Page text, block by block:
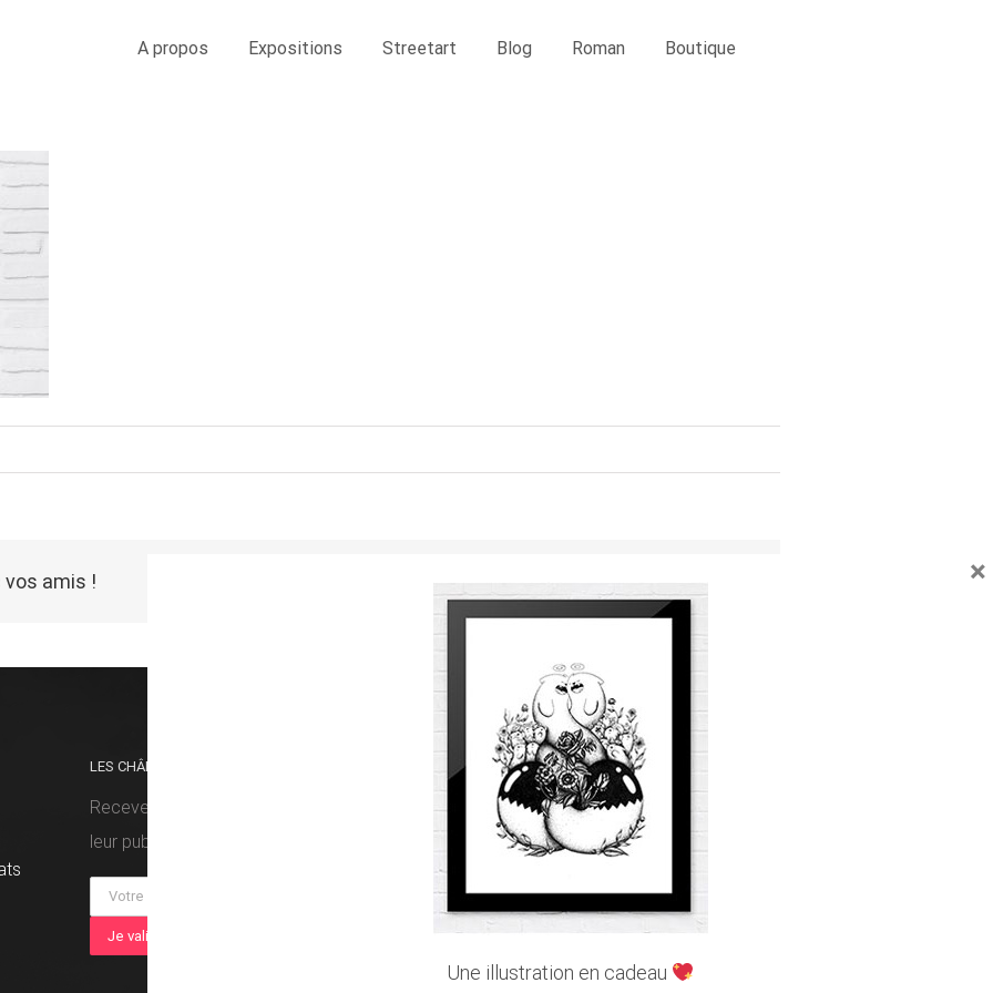
A propos Expositions Streetart Blog Roman Boutique
vos amis !
LES CHÂMES VOUS FONT DU BIEN ?
Recevez nos prochaines histoires dès
leur publication !
RETROUVEZ-NOUS SUR LES RÉSEAUX
Une illustration en cadeau
×